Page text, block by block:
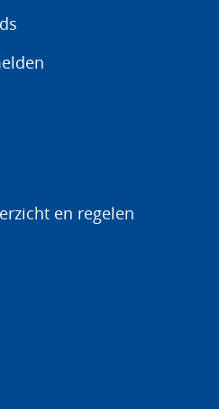
en regelen